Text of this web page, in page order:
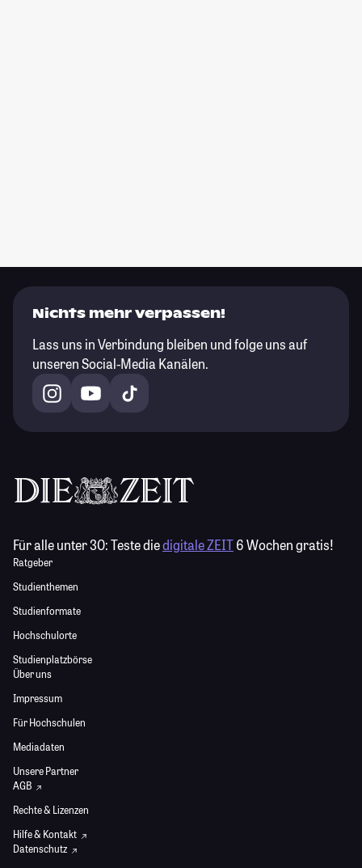
Nichts mehr verpassen!
Lass uns in Verbindung bleiben und folge uns auf
unseren Social-Media Kanälen.
Für alle unter 30:Teste diedigitale ZEIT6 Wochen gratis!
Ratgeber
Studienthemen
Studienformate
Hochschulorte
Studienplatzbörse
Über uns
Impressum
Für Hochschulen
Mediadaten
Unsere Partner
AGB
Rechte & Lizenzen
Hilfe & Kontakt
Datenschutz